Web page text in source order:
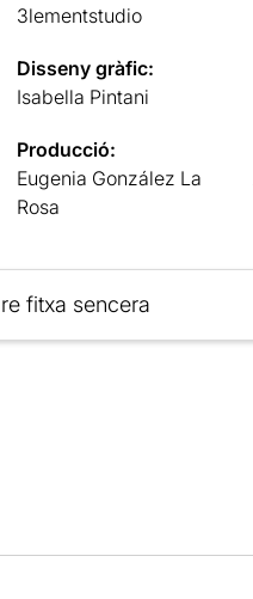
3lementstudio
Disseny gràfic:
Isabella Pintani
Producció:
Eugenia González La
Rosa
fitxa sencera